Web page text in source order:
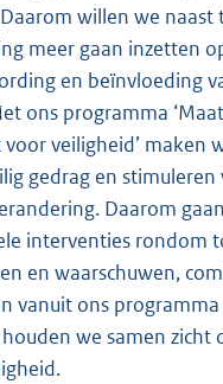
willen we naast
meer gaan inzetten
en beïnvloeding
ons programma
veiligheid’ maken
gedrag en stimuleren
Daarom
interventies rondom
en waarschuwen,
vanuit ons
we samen zicht